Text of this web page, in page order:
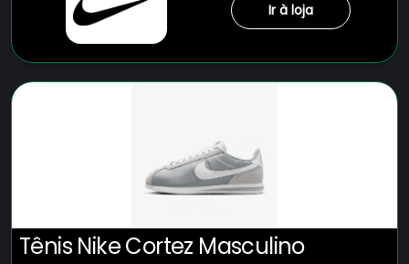
Ir à loja
Tênis Nike Cortez Masculino